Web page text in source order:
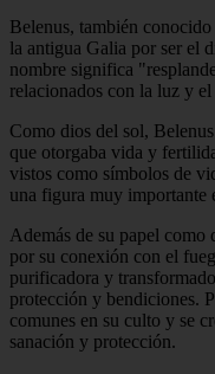
Belenus, también
la antigua Galia por ser el
nombre significa
relacionados con la luz y el
Como dios del sol,
que otorgaba vida y
vistos como símbolos de
una figura muy importante
Además de su papel como
por su conexión con el
purificadora y
protección y bendiciones.
comunes en su culto y se
sanación y protección.